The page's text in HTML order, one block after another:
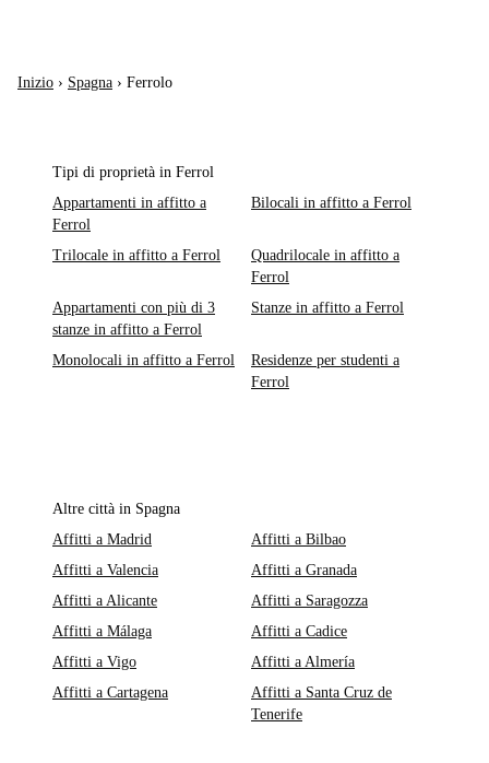
Inizio › Spagna › Ferrolo
Tipi di proprietà in Ferrol
Appartamenti in affitto a
Ferrol
Bilocali in affitto a Ferrol
Trilocale in affitto a Ferrol
Quadrilocale in affitto a
Ferrol
Appartamenti con più di 3
stanze in affitto a Ferrol
Stanze in affitto a Ferrol
Monolocali in affitto a Ferrol
Residenze per studenti a
Ferrol
Altre città in Spagna
Affitti a Madrid
Affitti a Bilbao
Affitti a Valencia
Affitti a Granada
Affitti a Alicante
Affitti a Saragozza
Affitti a Málaga
Affitti a Cadice
Affitti a Vigo
Affitti a Almería
Affitti a Cartagena
Affitti a Santa Cruz de
Tenerife